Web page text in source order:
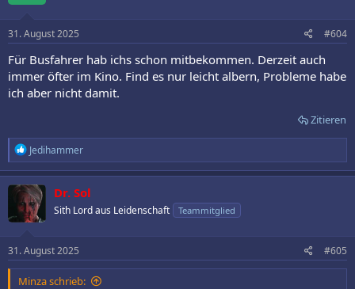
31. August 2025 #604
Für Busfahrer hab ichs schon mitbekommen. Derzeit auch
immer öfter im Kino. Find es nur leicht albern, Probleme habe
ich aber nicht damit.
Zitieren
R
e
a
k
t
i
o
e
n
:
Jedihammer
Dr. Sol
Sith Lord aus Leidenschaft Teammitglied
31. August 2025 #605
Minza schrieb: